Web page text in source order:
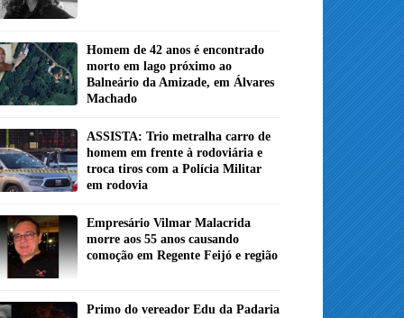
Homem de 42 anos é encontrado
morto em lago próximo ao
Balneário da Amizade, em Álvares
Machado
ASSISTA: Trio metralha carro de
homem em frente à rodoviária e
troca tiros com a Polícia Militar
em rodovia
Empresário Vilmar Malacrida
morre aos 55 anos causando
comoção em Regente Feijó e região
Primo do vereador Edu da Padaria